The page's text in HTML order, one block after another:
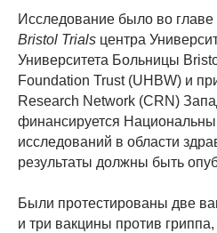
Исследование было во главе
Bristol Trials центра
Университета Больницы
Foundation Trust (UHBW) и
Research Network (CRN)
финансируется
исследований в области
результаты должны быть
Были протестированы две
и три вакцины против